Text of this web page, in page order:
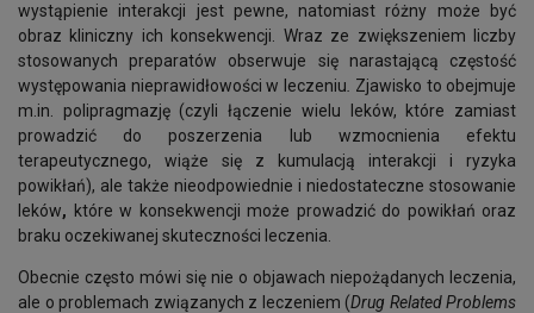
wystąpienie interakcji jest pewne, natomiast różny może być
obraz kliniczny ich konsekwencji. Wraz ze zwiększeniem liczby
stosowanych preparatów obserwuje się narastającą częstość
występowania nieprawidłowości w leczeniu Zjawisko to obejmuje
m.in. polipragmazję (czyli łączenie wielu leków, które zamiast
prowadzić do poszerzenia lub wzmocnienia efektu
terapeutycznego, wiąże się z kumulacją interakcji i ryzyka
powikłań), ale także nieodpowiednie i niedostateczne stosowanie
leków, które w konsekwencji może prowadzić do powikłań oraz
braku oczekiwanej skuteczności leczenia.
Obecnie często mówi się nie o objawach niepożądanych leczenia,
ale o problemach związanych z leczeniem (Drug Related Problems